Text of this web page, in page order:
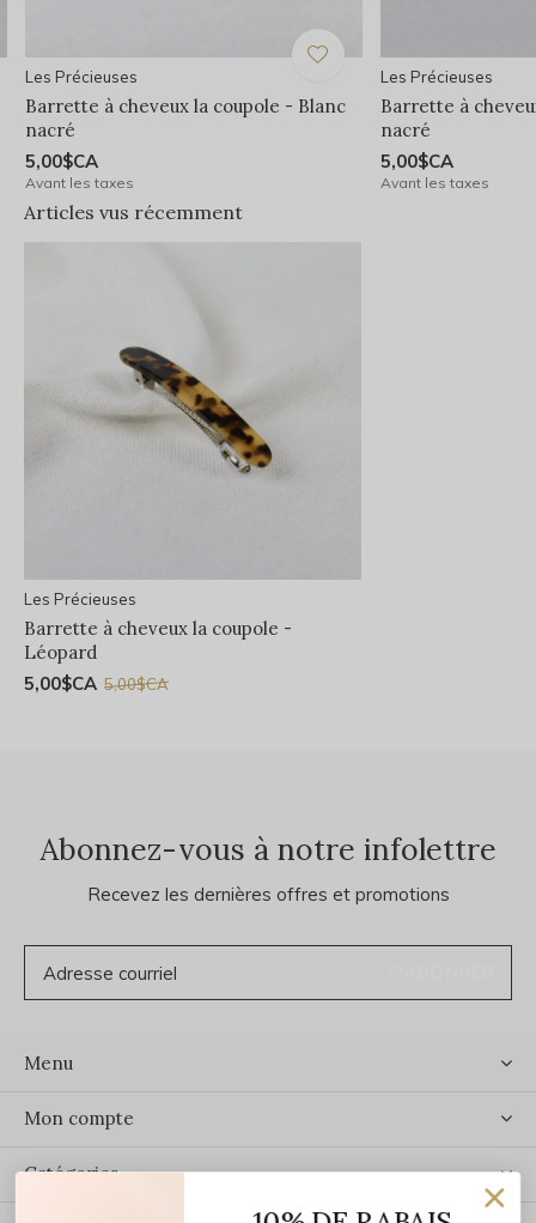
Les Précieuses
Barrette à cheveux la coupole - Blanc
nacré
5,00$CA
Avant les taxes
Les Précieuses
Barrette à
nacré
5,00$CA
Avant les taxes
Articles vus récemment
Les Précieuses
Barrette à cheveux la coupole -
Léopard
5,00$CA 5,00$CA
Abonnez-vous à notre infolettre
Recevez les dernières offres et promotions
Menu
Mon compte
Catégories